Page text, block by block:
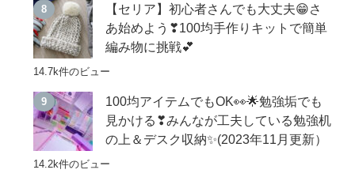
【セリア】初心者さんでも大丈夫😁さ
あ始めよう❣100均手作りキットで簡単
編み物に挑戦💕
14.7k件のビュー
100均アイテムでもOK👀🌟勉強垢でも
見かける❣みんなが工夫している勉強机
の上＆デスク収納✨(2023年11月更新）
14.2k件のビュー